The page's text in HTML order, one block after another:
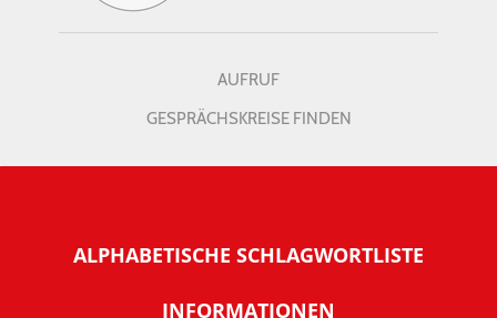
AUFRUF
GESPRÄCHSKREISE FINDEN
ALPHABETISCHE SCHLAGWORTLISTE
INFORMATIONEN